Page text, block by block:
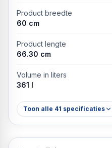
Product breedte
60 cm
Product lengte
66.30 cm
Volume in liters
361 l
Toon alle 41 specificaties